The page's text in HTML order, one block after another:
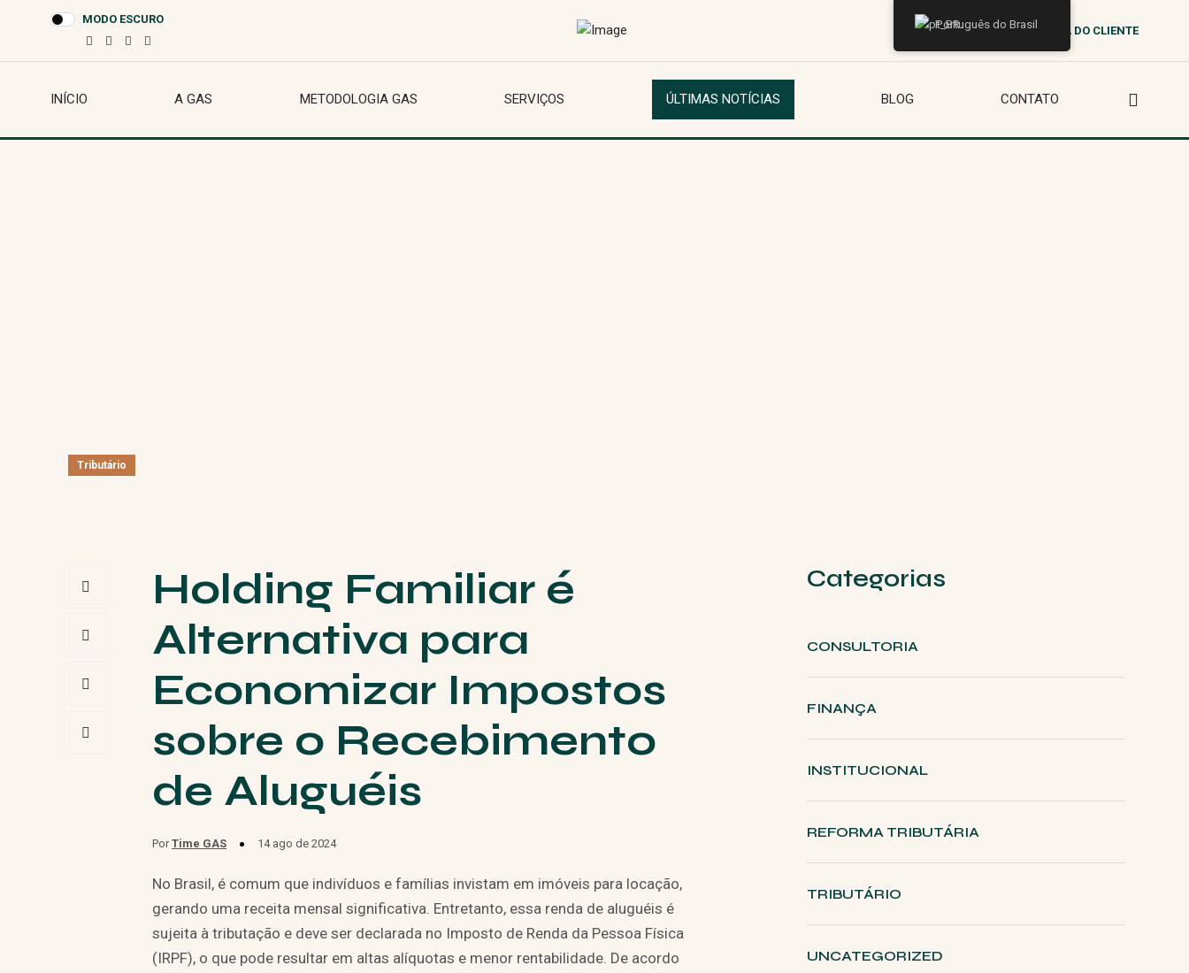
MODO ESCURO
ÁREA DO CLIENTE
INÍCIO A GAS METODOLOGIA GAS SERVIÇOS ÚLTIMAS NOTÍCIAS BLOG CONTATO
Tributário
Holding Familiar é
Alternativa para
Economizar Impostos
sobre o Recebimento
de Aluguéis
PorTime GAS 14 ago de 2024
No Brasil, é comum que indivíduos e famílias invistam em imóveis para locação,
gerando uma receita mensal significativa. Entretanto, essa renda de aluguéis é
sujeita à tributação e deve ser declarada no Imposto de Renda da Pessoa Física
(IRPF), o que pode resultar em altas alíquotas e menor rentabilidade. De acordo
Categorias
CONSULTORIA
FINANÇA
INSTITUCIONAL
REFORMA TRIBUTÁRIA
TRIBUTÁRIO
UNCATEGORIZED
Português do Brasil